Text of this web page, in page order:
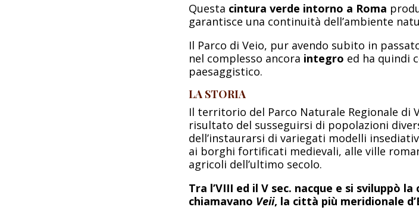
Questa cintura verde intorno a Roma
garantisce una continuità dell’ambiente
Il Parco di Veio, pur avendo subito in
nel complesso ancora integro ed ha quindi
paesaggistico.
LA STORIA
Il territorio del Parco Naturale Regionale di
risultato del susseguirsi di popolazioni
dell’instaurarsi di variegati modelli
ai borghi fortificati medievali, alle ville
agricoli dell’ultimo secolo.
Tra l’VIII ed il V sec. nacque e si sviluppò
chiamavano Veii, la città più meridionale